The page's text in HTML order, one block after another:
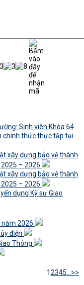
Sinh viên Khóa 64
chính thức thực tập tại
xây dựng bảo vệ thành
– 2026
xây dựng bảo vệ thành
– 2026
dụng Kỹ sư Giao
năm 2026
điện
Thông
12345 >>